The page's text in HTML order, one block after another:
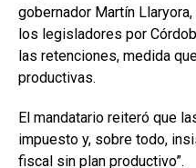
gobernador Martín
los legisladores por
las retenciones, medida
productivas.
El mandatario reiteró que
impuesto y, sobre todo,
fiscal sin plan productivo”.